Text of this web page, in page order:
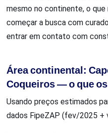
mesmo no continente, o
começar a busca com
entrar em contato com
Área continental:
Coqueiros — o que
Usando preços estimados
dados FipeZAP (fev/2025 +